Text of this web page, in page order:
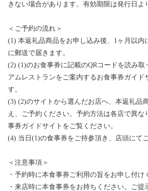
きない場合があります。有効期限は発行日よ
＜ご予約の流れ＞
(1) 本返礼品商品をお申し込み後、1ヶ月以内
に郵送で届きます。
(2) (1)のお食事券に記載のQRコードを読み取
アムレストランをご案内するお食事券ガイド
す。
(3) (2)のサイトから選んだお店へ、本返礼品
え、ご予約ください。予約方法は各店で異な
事券ガイドサイトをご覧ください。
(4) 当日(1)の食事券をご持参頂き、店頭にて
＜注意事項＞
・予約時に本食事券ご利用の旨をお申し付け
・来店時に本食事券をお持ちください。ご提